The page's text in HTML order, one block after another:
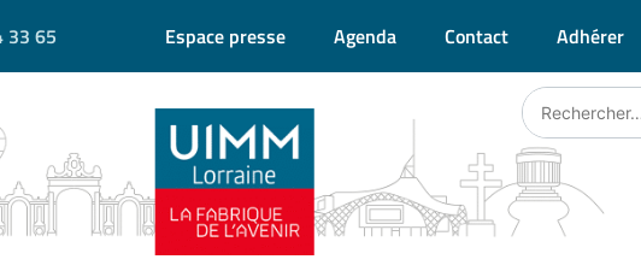
33 65 Espace presse Agenda Contact Adhérer